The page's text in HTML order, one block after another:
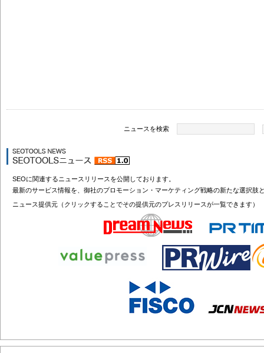
ニュースを検索
SEOに関連するニュースリリースを公開しております。
最新のサービス情報を、御社のプロモーション・マーケティング戦略の新たな選択肢
ニュース提供元（クリックすることでその提供元のプレスリリースが一覧できます）